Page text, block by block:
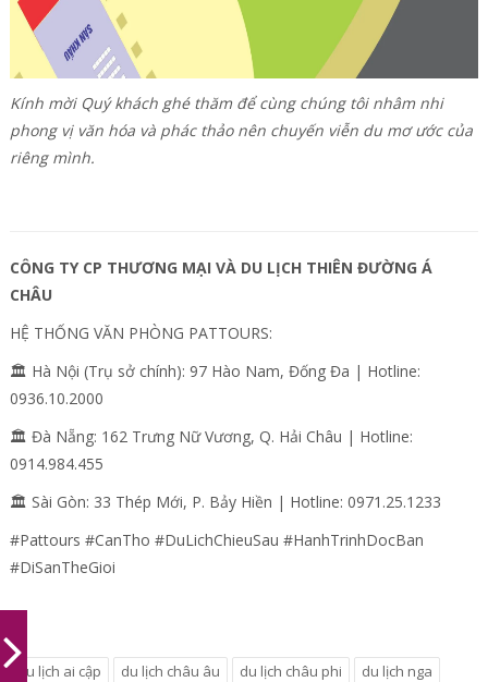
Kính mời Quý khách ghé thăm để cùng chúng tôi nhâm nhi
phong vị văn hóa và phác thảo nên chuyến viễn du mơ ước của
riêng mình.
CÔNG TY CP THƯƠNG MẠI VÀ DU LỊCH THIÊN ĐƯỜNG Á
CHÂU
HỆ THỐNG VĂN PHÒNG PATTOURS:
🏛️ Hà Nội (Trụ sở chính): 97 Hào Nam, Đống Đa | Hotline:
0936.10.2000
🏛️ Đà Nẵng: 162 Trưng Nữ Vương, Q. Hải Châu | Hotline:
0914.984.455
🏛️ Sài Gòn: 33 Thép Mới, P. Bảy Hiền | Hotline: 0971.25.1233
#Pattours #CanTho #DuLichChieuSau #HanhTrinhDocBan
#DiSanTheGioi
du lịch ai cập du lịch châu âu du lịch châu phi
du lịch nga